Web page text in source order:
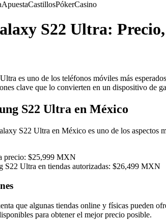
ApuestaCastillosPókerCasino
S22 Ultra:
es uno de los teléfonos móviles más
clave que lo convierten en un dispositivo de
S22 Ultra en México
S22 Ultra en México es uno de los aspectos
precio: $25,999 MXN
S22 Ultra en tiendas autorizadas: $26,499 MXN
que algunas tiendas online y físicas pueden
para obtener el mejor precio posible.